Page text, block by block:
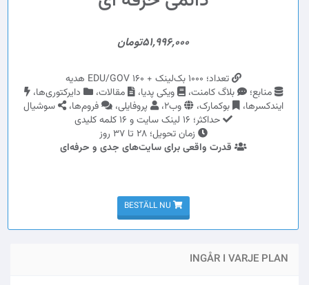
51,996,000تومان
تعداد؛ 1000 بک‌لینک + 160 EDU/GOV هدیه
منابع؛
بلاگ کامنت، ویکی پدیا، مقالات،
دایرکتوری‌ها،
ایندکسرها،
بوکمارک، وب2، پروفایلی، فروم‌ها،
سوشیال
حداکثر؛ 16 لینک سایت و 16 کلمه کلیدی
زمان تحویل؛ 28 تا 37 روز
قدرت واقعی برای سایت‌های جدی و حرفه‌ای
BESTÄLL NU
INGÅR I VARJE PLAN